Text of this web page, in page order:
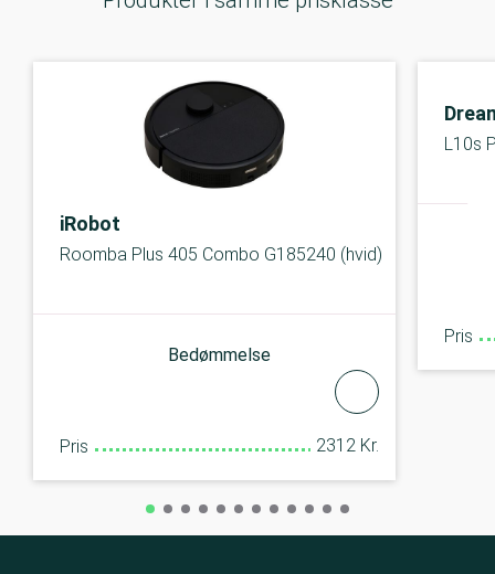
iRobot
Roomba Plus 405 Combo G185240 (hvid)
Bedømmelse
Pris 2312 Kr.
L10s
Pris